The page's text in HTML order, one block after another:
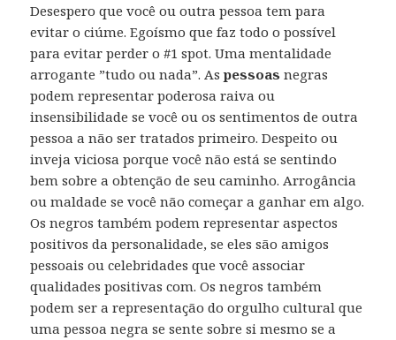
Desespero que você ou outra pessoa tem para
evitar o ciúme. Egoísmo que faz todo o possível
para evitar perder o #1 spot. Uma mentalidade
arrogante ”tudo ou nada”. Aspessoas negras
podem representar poderosa raiva ou
insensibilidade se você ou os sentimentos de outra
pessoa a não ser tratados primeiro. Despeito ou
inveja viciosa porque você não está se sentindo
bem sobre a obtenção de seu caminho. Arrogância
ou maldade se você não começar a ganhar em algo.
Os negros também podem representar aspectos
positivos da personalidade, se eles são amigos
pessoais ou celebridades que você associar
qualidades positivas com. Os negros também
podem ser a representação do orgulho cultural que
uma pessoa negra se sente sobre si mesmo se a